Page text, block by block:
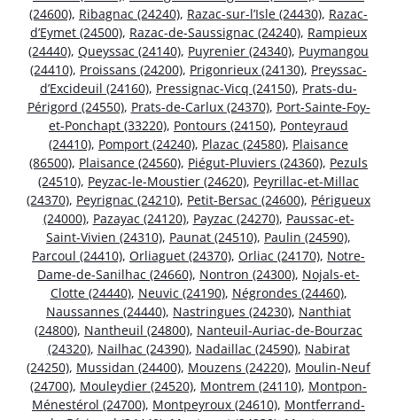
(24600), Ribagnac (24240), Razac-sur-l’Isle (24430), Razac-
d’Eymet (24500), Razac-de-Saussignac (24240), Rampieux
(24440), Queyssac (24140), Puyrenier (24340), Puymangou
(24410), Proissans (24200), Prigonrieux (24130), Preyssac-
d’Excideuil (24160), Pressignac-Vicq (24150), Prats-du-
Périgord (24550), Prats-de-Carlux (24370), Port-Sainte-Foy-
et-Ponchapt (33220), Pontours (24150), Ponteyraud
(24410), Pomport (24240), Plazac (24580), Plaisance
(86500), Plaisance (24560), Piégut-Pluviers (24360), Pezuls
(24510), Peyzac-le-Moustier (24620), Peyrillac-et-Millac
(24370), Peyrignac (24210), Petit-Bersac (24600), Périgueux
(24000), Pazayac (24120), Payzac (24270), Paussac-et-
Saint-Vivien (24310), Paunat (24510), Paulin (24590),
Parcoul (24410), Orliaguet (24370), Orliac (24170), Notre-
Dame-de-Sanilhac (24660), Nontron (24300), Nojals-et-
Clotte (24440), Neuvic (24190), Négrondes (24460),
Naussannes (24440), Nastringues (24230), Nanthiat
(24800), Nantheuil (24800), Nanteuil-Auriac-de-Bourzac
(24320), Nailhac (24390), Nadaillac (24590), Nabirat
(24250), Mussidan (24400), Mouzens (24220), Moulin-Neuf
(24700), Mouleydier (24520), Montrem (24110), Montpon-
Ménestérol (24700), Montpeyroux (24610), Montferrand-